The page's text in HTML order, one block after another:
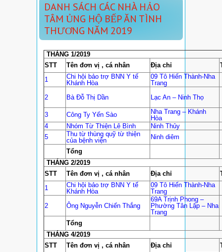
DANH SÁCH CÁC NHÀ HẢO
TÂM ỦNG HỘ BẾP ĂN TÌNH
THƯƠNG NĂM 2019
THÁNG 1/2019
STT
Tên đơn vị , cá nhân Địa chỉ
1
Chi hội bảo trợ BNN Y tế
Khánh Hòa
09 Tô Hiến Thành-Nha
Trang
2
Bà Đỗ Thị Dần Lạc An – Ninh Thọ
3 Công Ty Yến Sào
Nha Trang – Khánh
Hòa
4
Nhóm Từ Thiện Lê Bình
Ninh Thủy
5
Thu từ thùng quỹ từ thiện
của bệnh viện
Ninh diêm
Tổng
THÁNG 2/2019
STT
Tên đơn vị , cá nhân Địa chỉ
1
Chi hội bảo trợ BNN Y tế
Khánh Hòa
09 Tô Hiến Thành-Nha
Trang
2
Ông Nguyễn Chiến Thắng
69A Trịnh Phong –
Phường Tân Lập – Nha
Trang
Tổng
THÁNG 4/2019
STT
Tên đơn vị , cá nhân Địa chỉ